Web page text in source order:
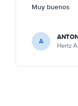
Muy buenos
A Hertz